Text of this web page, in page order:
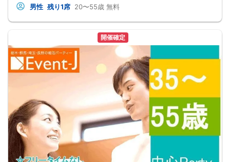
多くの奥手男子は、努力不足ではなく、
努力の方向性がズレているということです。
婚活パーティーや街コンへ参加したり、
みなさん本当に努力しています。
でも、その努力が本命女性との交際につながらず、
「このまま恋愛・婚活を続けても、
本命女性と交際できないのではないか…」
そんな不安を抱えている奥手男子が本当に多いです。
本命女性との交際には
つながらないということです。
このまま原因が分からないまま
恋愛や婚活を続けても、
お金も時間も失ってしまいます。
だからこそ、
彼女ができない本当の原因を
知ることが最初の一歩です。
男性 残り1席 20〜55歳 無料
開催確定